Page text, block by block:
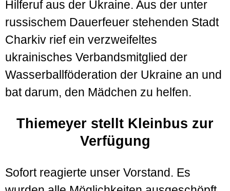
Hilferuf aus der Ukraine. Aus der unter
russischem Dauerfeuer stehenden Stadt
Charkiv rief ein verzweifeltes
ukrainisches Verbandsmitglied der
Wasserballföderation der Ukraine an und
bat darum, den Mädchen zu helfen.
Thiemeyer stellt Kleinbus zur
Verfügung
Sofort reagierte unser Vorstand. Es